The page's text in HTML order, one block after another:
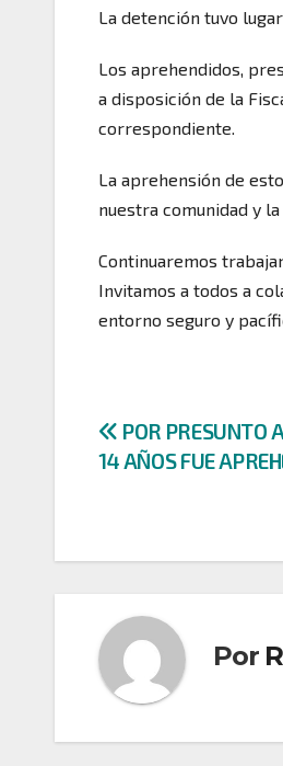
La detención tuvo
Los aprehendidos,
a disposición de la
correspondiente.
La aprehensión de
nuestra comunidad y
Continuaremos
Invitamos a todos a
entorno seguro y
POR PRESUNTO
14 AÑOS FUE
Por